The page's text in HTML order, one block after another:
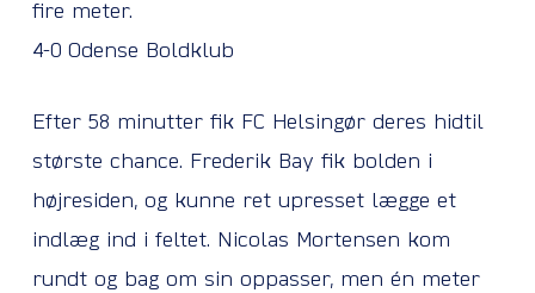
fire meter.
4-0 Odense Boldklub
Efter 58 minutter fik FC Helsingør deres hidtil
største chance. Frederik Bay fik bolden i
højresiden, og kunne ret upresset lægge et
indlæg ind i feltet. Nicolas Mortensen kom
rundt og bag om sin oppasser, men én meter